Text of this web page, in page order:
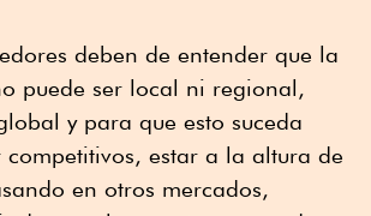
deben de entender que la
puede ser local ni regional,
y para que esto suceda
competitivos, estar a la altura de
en otros mercados,